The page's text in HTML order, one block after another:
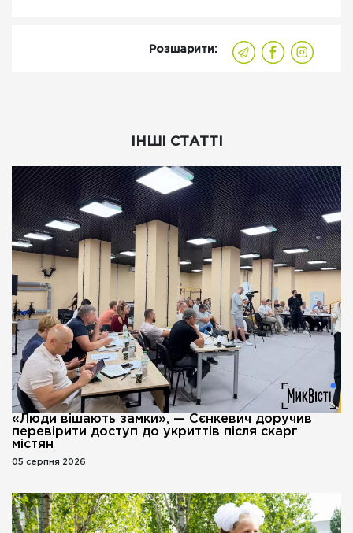
Розшарити:
ІНШІ СТАТТІ
«Люди вішають замки», — Сєнкевич доручив
перевірити доступ до укриттів після скарг
містян
05 серпня 2026